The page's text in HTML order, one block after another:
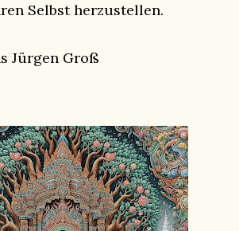
Selbst herzustellen.
Jürgen Groß